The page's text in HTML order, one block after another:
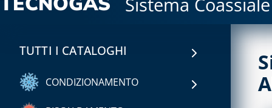
TUTTI I CATALOGHI
CONDIZIONAMENTO